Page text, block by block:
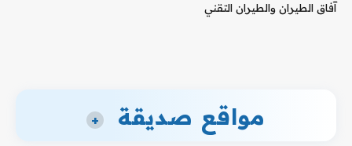
آفاق الطيران والطيران التقني
مواقع صديقة +